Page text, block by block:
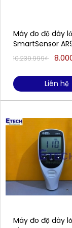
Máy đo độ dày
SmartSensor
10.239.999₫
Liên hệ
Máy đo độ dày